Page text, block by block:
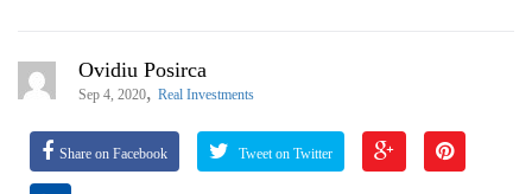
Ovidiu Posirca
Sep 4, 2020, Real Investments
Share on Facebook Tweet on Twitter